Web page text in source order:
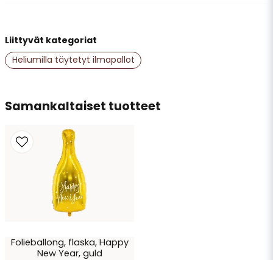
name
Nimi
email
Sähköpostiosoite
Kyllä, saatte julkaista kysymykseni
Samankaltaiset tuotteet
Folieballong, flaska, Happy
New Year, guld
Liittyvät kategoriat
Heliumilla täytetyt ilmapallot